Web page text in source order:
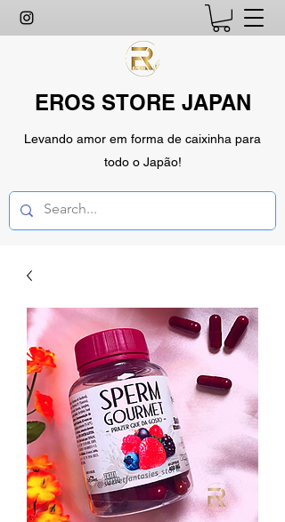
EROS STORE JAPAN
Levando amor em forma de caixinha para
todo o Japão!